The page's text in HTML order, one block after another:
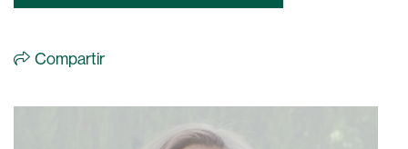
Compartir